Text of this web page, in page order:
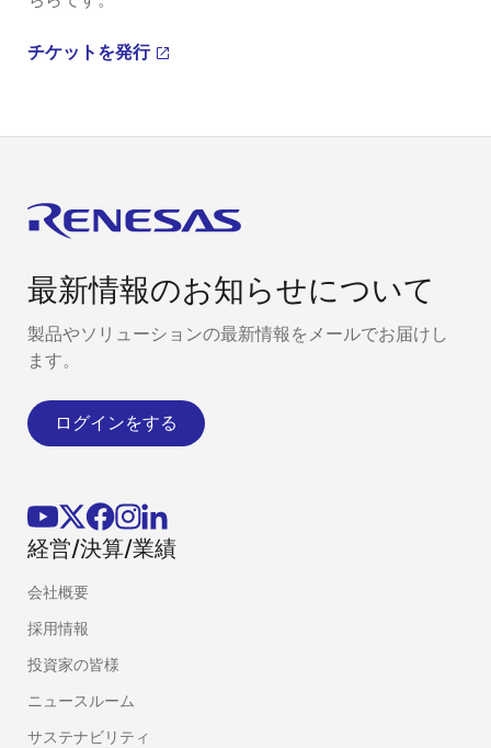
チケットを発行
最新情報のお知らせについて
製品やソリューションの最新情報をメールでお届けし
ます。
ログインをする
経営/決算/業績
会社概要
採用情報
投資家の皆様
ニュースルーム
サステナビリティ